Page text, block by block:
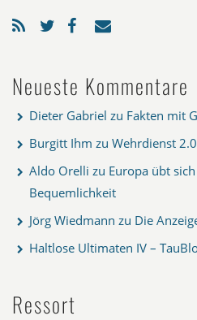
Neueste Kommentare
Dieter Gabriel zu Fakten mit
Burgitt Ihm zu Wehrdienst
Aldo Orelli zu Europa übt
Bequemlichkeit
Jörg Wiedmann zu Die
Haltlose Ultimaten IV –
Ressort